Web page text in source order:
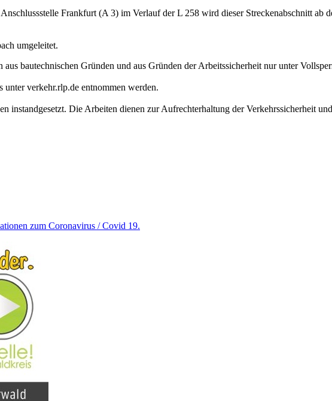
Frankfurt (A 3) im Verlauf der L 258 wird dieser Streckenabschnitt ab
umgeleitet.
bautechnischen Gründen und aus Gründen der Arbeitssicherheit nur unter
verkehr.rlp.de entnommen werden.
instandgesetzt. Die Arbeiten dienen zur Aufrechterhaltung der Verkehrssicherheit
zum Coronavirus / Covid 19.